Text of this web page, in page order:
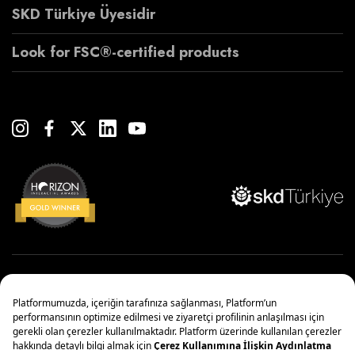
SKD Türkiye Üyesidir
Look for FSC®-certified products
Yönetim Sistemleri Politikası
Kişisel Verilerin Korunması
Bilgi Toplumu Hizmetleri